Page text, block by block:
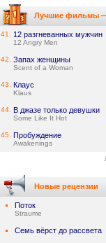
Лучшие фильмы —
41. 12 разгневанных мужчин
12 Angry Men
42. Запах женщины
Scent of a Woman
43. Клаус
Klaus
44. В джазе только девушки
Some Like It Hot
45. Пробуждение
Awakenings
Новые рецензии
Поток
Straume
Семь вёрст до рассвета